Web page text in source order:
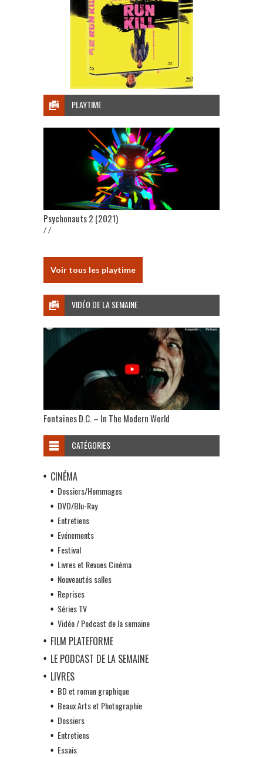
PLAYTIME
Psychonauts 2 (2021)
/ /
Voir tous les playtime
VIDÉO DE LA SEMAINE
Fontaines D.C. – In The Modern World
CATÉGORIES
CINÉMA
Dossiers/Hommages
DVD/Blu-Ray
Entretiens
Evénements
Festival
Livres et Revues Cinéma
Nouveautés salles
Reprises
Séries TV
Vidéo / Podcast de la semaine
FILM PLATEFORME
LE PODCAST DE LA SEMAINE
LIVRES
BD et roman graphique
Beaux Arts et Photographie
Dossiers
Entretiens
Essais